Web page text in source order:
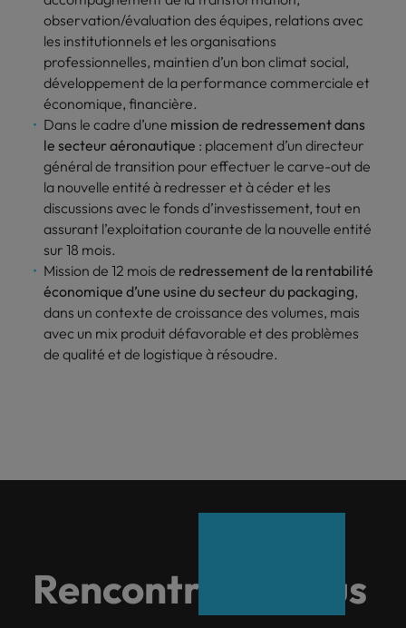
observation/évaluation des équipes, relations avec
les institutionnels et les organisations
professionnelles, maintien d’un bon climat social,
développement de la performance commerciale et
économique, financière.
Dans le cadre d’une mission de redressement dans
le secteur aéronautique : placement d’un directeur
général de transition pour effectuer le carve-out de
la nouvelle entité à redresser et à céder et les
discussions avec le fonds d’investissement, tout en
assurant l’exploitation courante de la nouvelle entité
sur 18 mois.
Mission de 12 mois de redressement de la rentabilité
économique d’une usine du secteur du packaging,
dans un contexte de croissance des volumes, mais
avec un mix produit défavorable et des problèmes
de qualité et de logistique à résoudre.
Rencontrons-nous